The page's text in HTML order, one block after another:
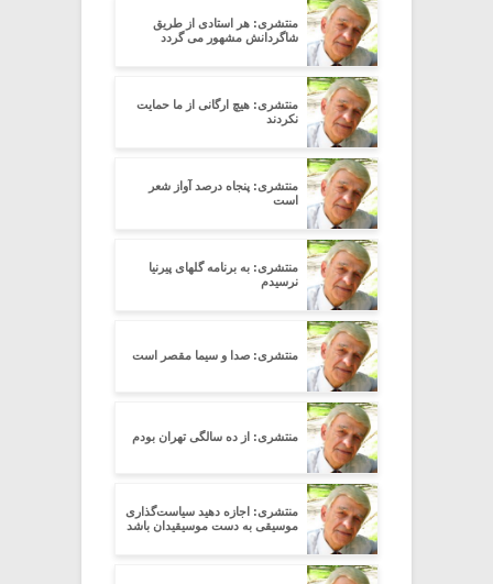
منتشری: هر استادی از طریق
شاگردانش مشهور می گردد
منتشری: هیچ ارگانی از ما حمایت
نکردند
منتشری: پنجاه درصد آواز شعر
است
منتشری: به برنامه گلهای پیرنیا
نرسیدم
منتشری: صدا و سیما مقصر است
منتشری: از ده سالگی تهران بودم
منتشری: اجازه دهید سیاست‌گذاری
موسیقی به دست موسیقیدان باشد